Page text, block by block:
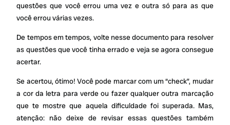
questões que você errou uma vez e outra só para as que
você errou várias vezes.
De tempos em tempos, volte nesse documento para resolver
as questões que você tinha errado e veja se agora consegue
acertar.
Se acertou, ótimo! Você pode marcar com um “check”, mudar
a cor da letra para verde ou fazer qualquer outra marcação
que te mostre que aquela dificuldade foi superada. Mas,
atenção: não deixe de revisar essas questões também